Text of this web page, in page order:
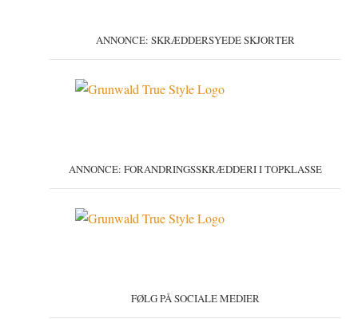
ANNONCE: SKRÆDDERSYEDE SKJORTER
ANNONCE: FORANDRINGSSKRÆDDERI I TOPKLASSE
FØLG PÅ SOCIALE MEDIER